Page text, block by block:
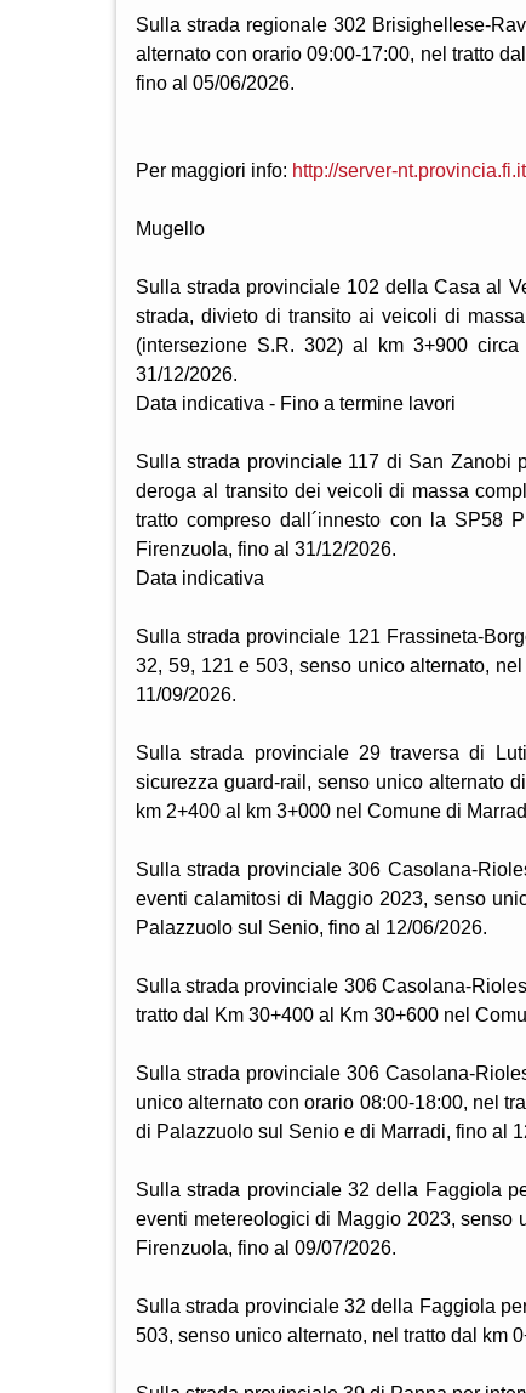
Sulla strada regionale 302 Brisighellese-
alternato con orario 09:00-17:00, nel tratto
fino al 05/06/2026.
Per maggiori info: http://server-
Mugello
Sulla strada provinciale 102 della Casa al
strada, divieto di transito ai veicoli di
(intersezione S.R. 302) al km 3+900
31/12/2026.
Data indicativa - Fino a termine lavori
Sulla strada provinciale 117 di San Zanobi
deroga al transito dei veicoli di massa
tratto compreso dall´innesto con la SP58
Firenzuola, fino al 31/12/2026.
Data indicativa
Sulla strada provinciale 121 Frassineta-
32, 59, 121 e 503, senso unico alternato,
11/09/2026.
Sulla strada provinciale 29 traversa di
sicurezza guard-rail, senso unico alternato
km 2+400 al km 3+000 nel Comune di
Sulla strada provinciale 306 Casolana-
eventi calamitosi di Maggio 2023, senso
Palazzuolo sul Senio, fino al 12/06/2026.
Sulla strada provinciale 306 Casolana-
tratto dal Km 30+400 al Km 30+600 nel
Sulla strada provinciale 306 Casolana-
unico alternato con orario 08:00-18:00, nel
di Palazzuolo sul Senio e di Marradi, fino al
Sulla strada provinciale 32 della Faggiola
eventi metereologici di Maggio 2023, senso
Firenzuola, fino al 09/07/2026.
Sulla strada provinciale 32 della Faggiola
503, senso unico alternato, nel tratto dal km